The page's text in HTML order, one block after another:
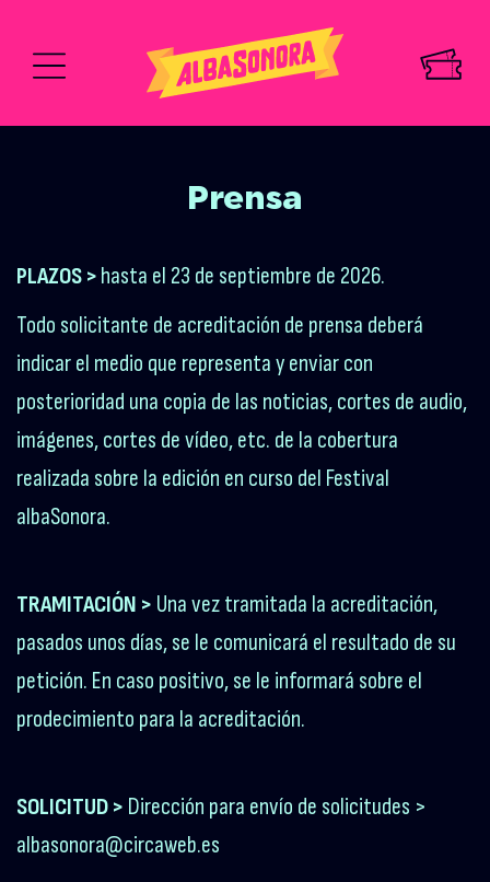
Prensa
PLAZOS >hasta el 23 de septiembre de 2026.
Todo solicitante de acreditación de prensa deberá
indicar el medio que representa y enviar con
posterioridad una copia de las noticias, cortes de audio,
imágenes, cortes de vídeo, etc. de la cobertura
realizada sobre la edición en curso del Festival
albaSonora.
TRAMITACIÓN > Una vez tramitada la acreditación,
pasados unos días, se le comunicará el resultado de su
petición. En caso positivo, se le informará sobre el
prodecimiento para la acreditación.
SOLICITUD > Dirección para envío de solicitudes >
albasonora@circaweb.es